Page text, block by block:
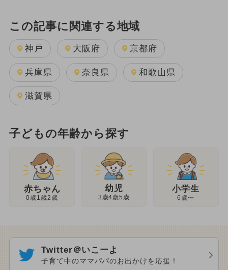
この記事に関連する地域
神戸 大阪府 京都府
兵庫県 奈良県 和歌山県
滋賀県
子どもの年齢から探す
赤ちゃん
0歳1歳2歳
幼児
3歳4歳5歳
小学生
6歳〜
Twitter＠いこーよ
子育て中のママパパのお出かけを応援！